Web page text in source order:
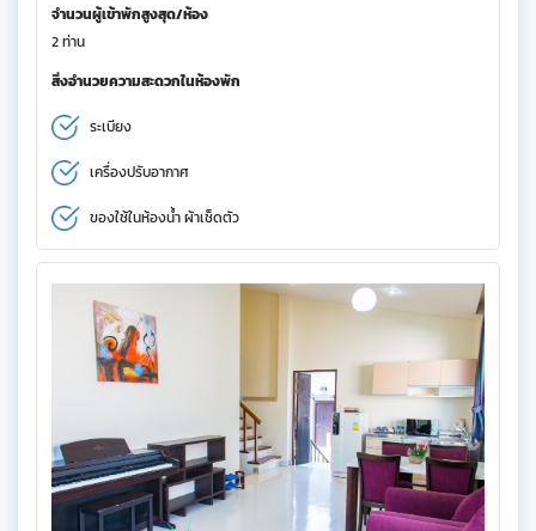
จำนวนผู้เข้าพักสูงสุด/ห้อง
2 ท่าน
สิ่งอำนวยความสะดวกในห้องพัก
ระเบียง
เครื่องปรับอากาศ
ของใช้ในห้องน้ำ ผ้าเช็ดตัว